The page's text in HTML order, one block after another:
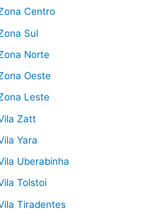
Centro
Sul
Norte
Oeste
Leste
Zatt
Yara
Uberabinha
Tolstoi
Tiradentes